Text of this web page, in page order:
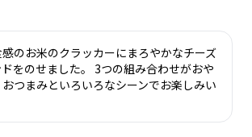
のお米のクラッカーにまろやかなチーズ
をのせました。 3つの組み合わせがおや
つまみといろいろなシーンでお楽しみい